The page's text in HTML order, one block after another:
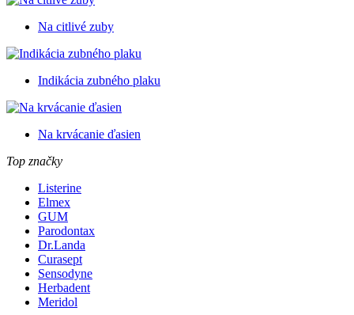
Na citlivé zuby
Indikácia zubného plaku
Na krvácanie ďasien
Top značky
Listerine
Elmex
GUM
Parodontax
Dr.Landa
Curasept
Sensodyne
Herbadent
Meridol